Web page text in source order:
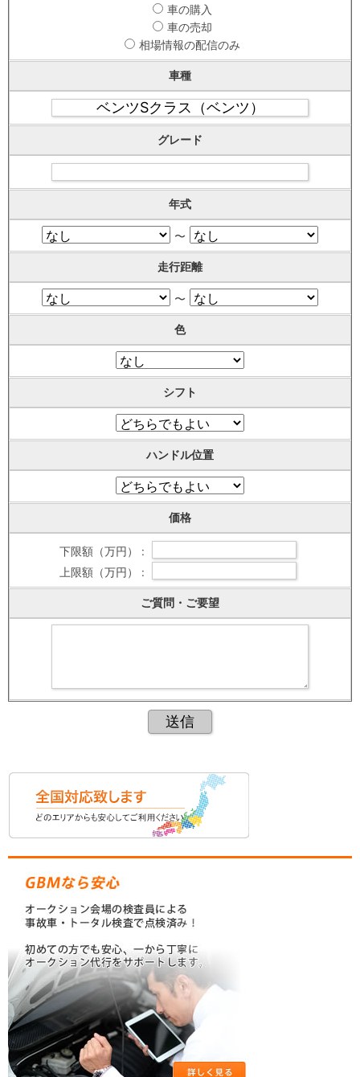
車の購入
車の売却
相場情報の配信のみ
車種
グレード
年式
〜
走行距離
〜
色
シフト
ハンドル位置
価格
下限額（万円） :
上限額（万円） :
ご質問・ご要望